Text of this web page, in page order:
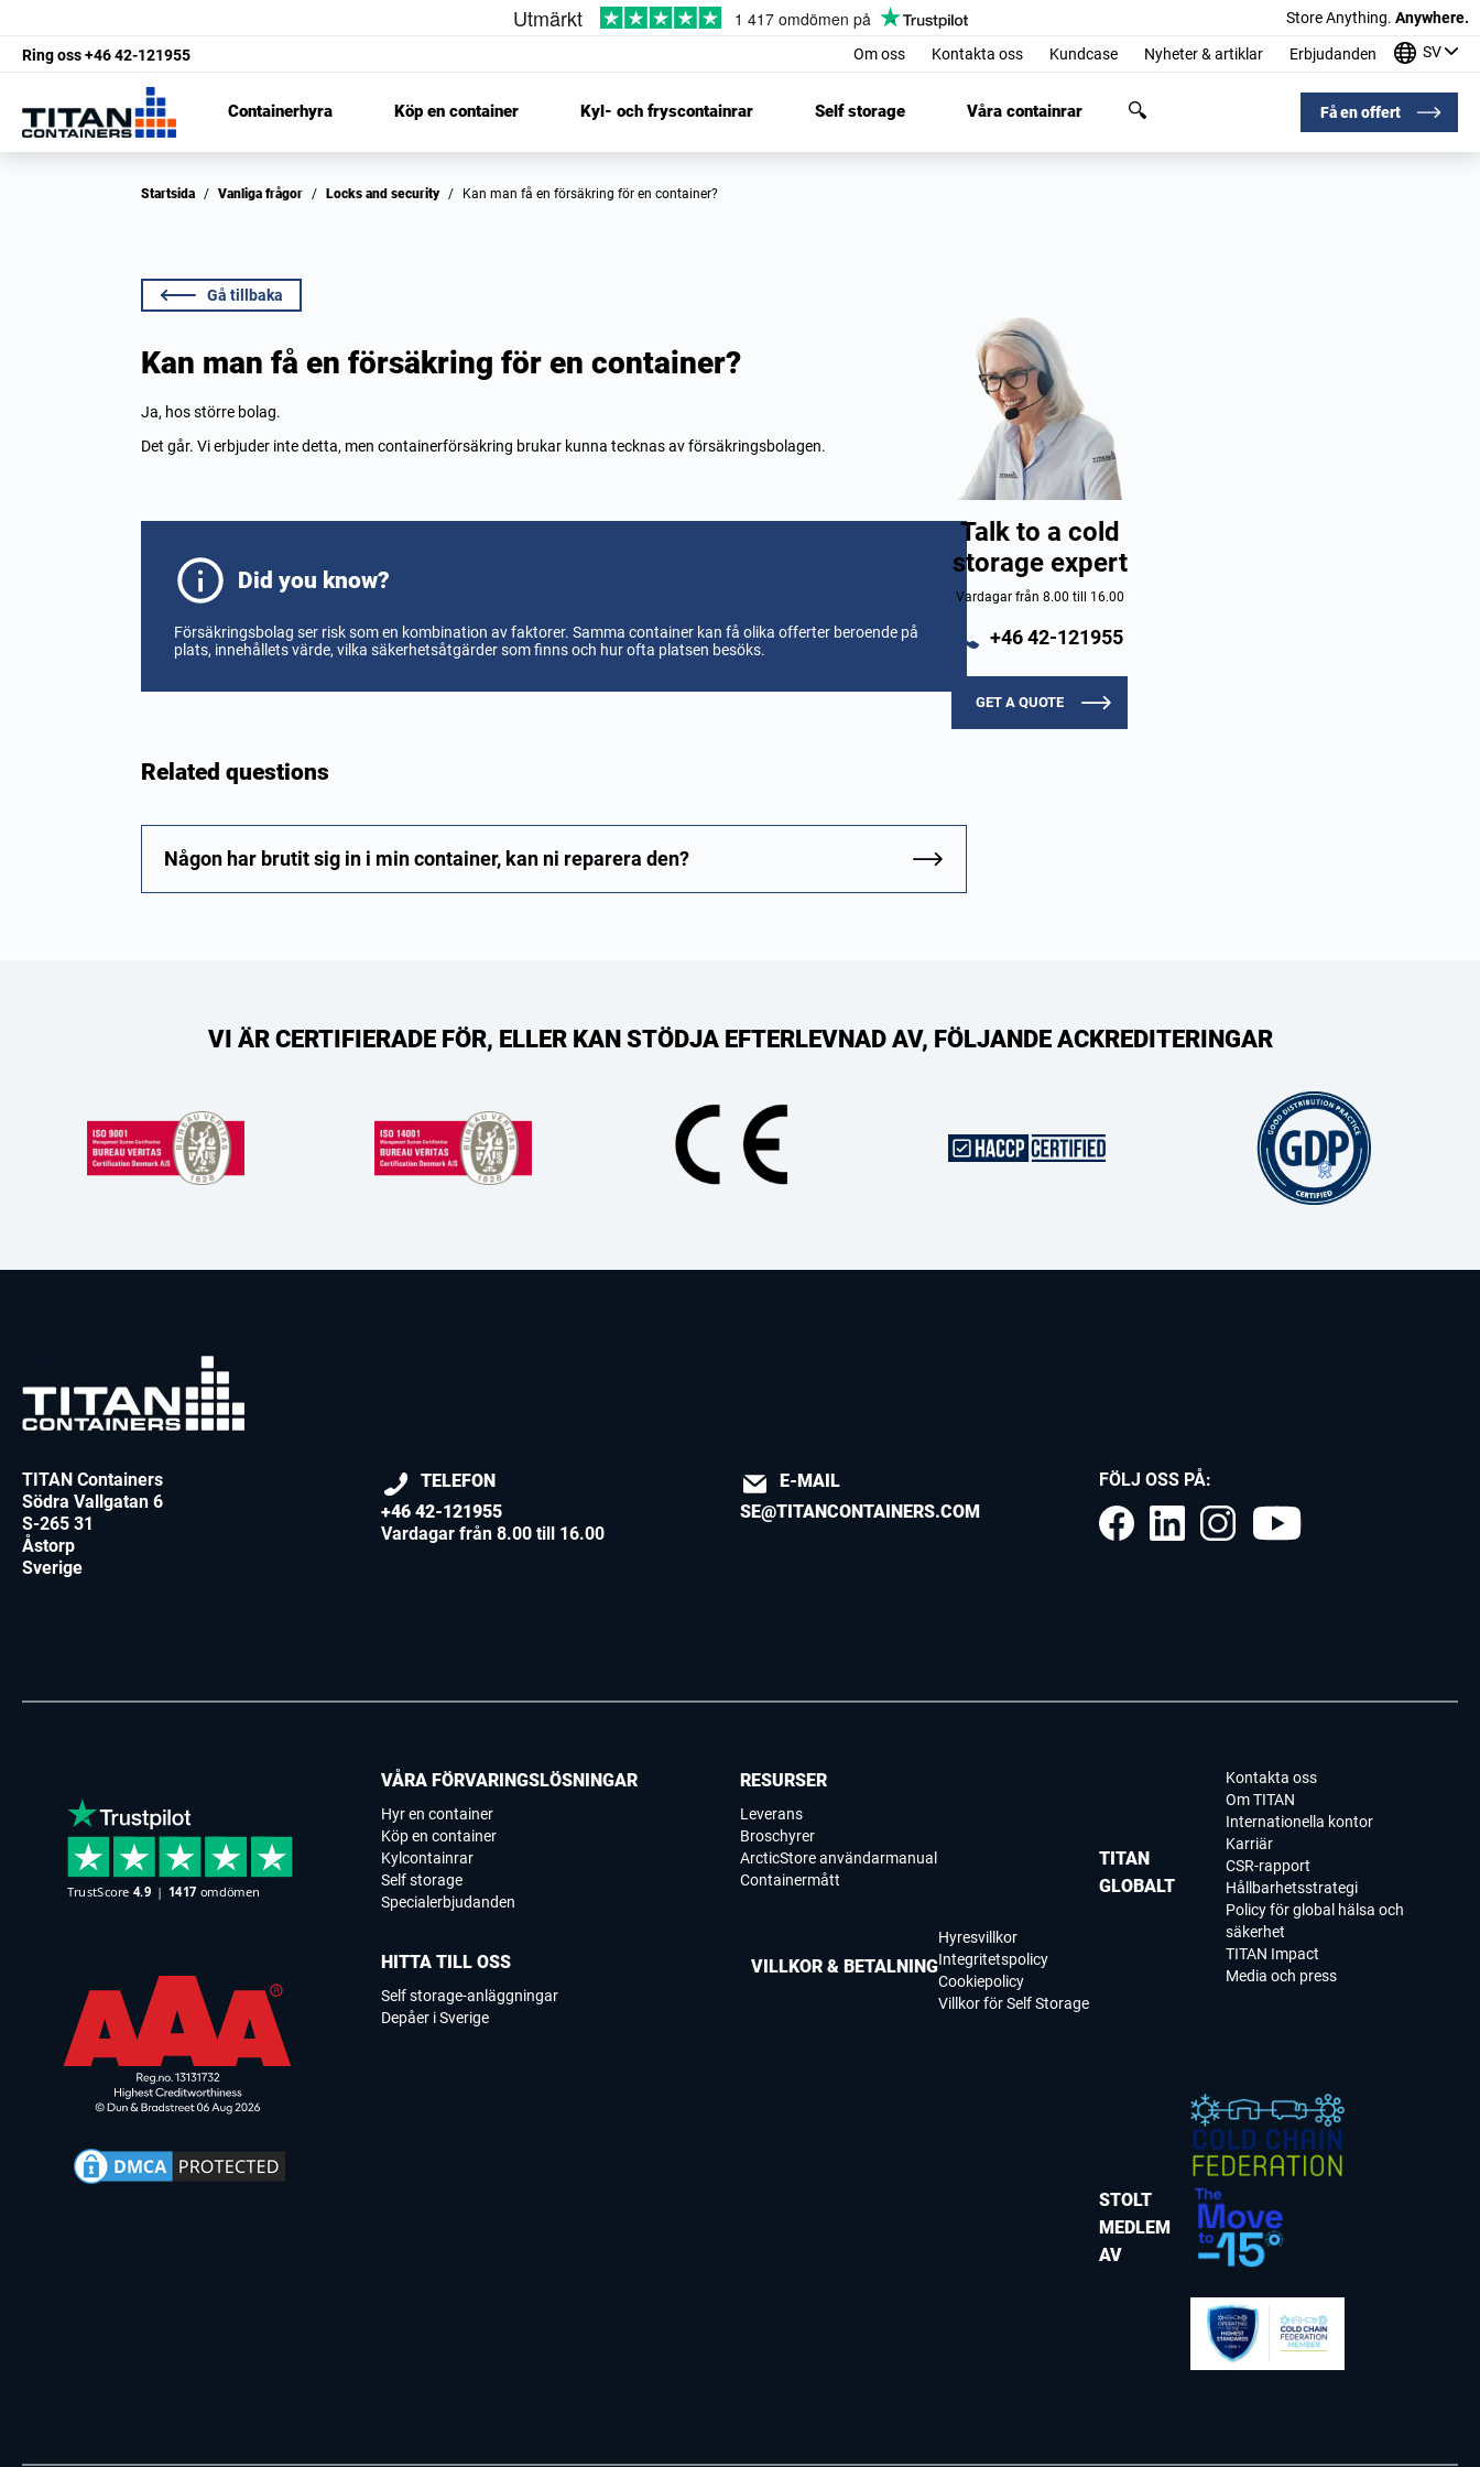
Store Anything. Anywhere.
Ring oss+46 42-121955 Om oss Kontakta oss Kundcase Nyheter & artiklar Erbjudanden SV
Containerhyra Köp en container Kyl- och fryscontainrar Self storage Våra containrar Få en offert
Startsida / Vanliga frågor / Locks and security / Kan man få en försäkring för en container?
Gå tillbaka
Kan man få en försäkring för en container?
Ja, hos större bolag.
Det går. Vi erbjuder inte detta, men containerförsäkring brukar kunna tecknas av försäkringsbolagen.
Did you know?
Försäkringsbolag ser risk som en kombination av faktorer. Samma container kan få olika offerter beroende på
plats, innehållets värde, vilka säkerhetsåtgärder som finns och hur ofta platsen besöks.
Related questions
Någon har brutit sig in i min container, kan ni reparera den?
Talk to a cold
storage expert
Vardagar från 8.00 till 16.00
+46 42-121955
GET A QUOTE
VI ÄR CERTIFIERADE FÖR, ELLER KAN STÖDJA EFTERLEVNAD AV, FÖLJANDE ACKREDITERINGAR
TITAN Containers
Södra Vallgatan 6
S-265 31
Åstorp
Sverige
TELEFON
+46 42-121955
Vardagar från 8.00 till 16.00
E-MAIL
SE@TITANCONTAINERS.COM
FÖLJ OSS PÅ:
VÅRA FÖRVARINGSLÖSNINGAR
Hyr en container
Köp en container
Kylcontainrar
Self storage
Specialerbjudanden
HITTA TILL OSS
Self storage-anläggningar
Depåer i Sverige
TITAN
GLOBALT
Kontakta oss
Om TITAN
Internationella kontor
Karriär
CSR-rapport
Hållbarhetsstrategi
Policy för global hälsa och
säkerhet
TITAN Impact
Media och press
RESURSER
Leverans
Broschyrer
ArcticStore användarmanual
Containermått
VILLKOR & BETALNING
Hyresvillkor
Integritetspolicy
Cookiepolicy
Villkor för Self Storage
STOLT
MEDLEM
AV